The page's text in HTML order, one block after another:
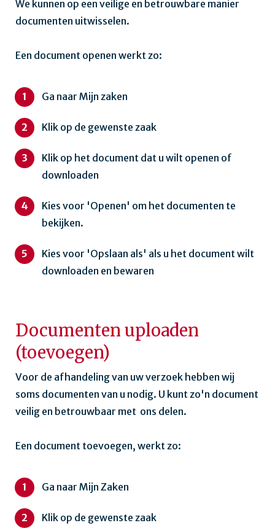
We kunnen op een veilige en betrouwbare manier
documenten uitwisselen.
Een document openen werkt zo:
Ga naar Mijn zaken
Klik op de gewenste zaak
Klik op het document dat u wilt openen of
downloaden
Kies voor 'Openen' om het documenten te
bekijken.
Kies voor 'Opslaan als' als u het document wilt
downloaden en bewaren
Documenten uploaden
(toevoegen)
Voor de afhandeling van uw verzoek hebben wij
soms documenten van u nodig. U kunt zo'n document
veilig en betrouwbaar met ons delen.
Een document toevoegen, werkt zo:
Ga naar Mijn Zaken
Klik op de gewenste zaak